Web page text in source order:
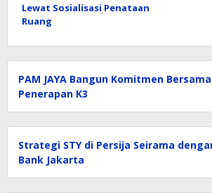
Lewat Sosialisasi Penataan
Ruang
PAM JAYA Bangun Komitmen
Penerapan K3
Strategi STY di Persija Seirama
Bank Jakarta